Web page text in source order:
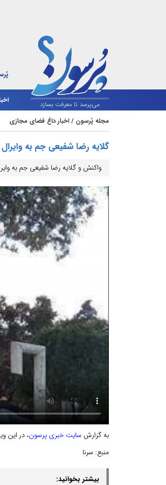
می‌پرسد تا معرفت بسازد
مجله پُرسون /اخبار داغ فضای مجازی
گلایه رضا شفیعی جم به
واکنش‌ و گلایه رضا شفیعی جم به
به گزارش سایت خبری پرسون، در این
منبع: سرنا
بیشتر بخوانید: